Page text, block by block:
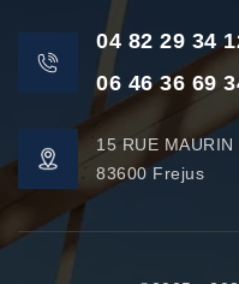
04 82 29 34
06 46 36 69
15 RUE MAURIN
83600 Frejus